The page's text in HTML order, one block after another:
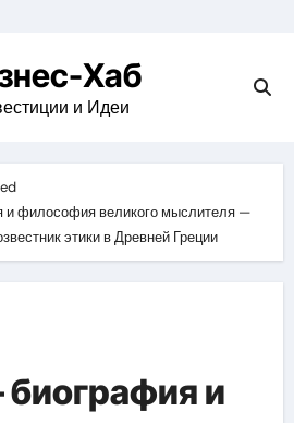
Хаб
и Идеи
и философия великого мыслителя —
этики в Древней Греции
и